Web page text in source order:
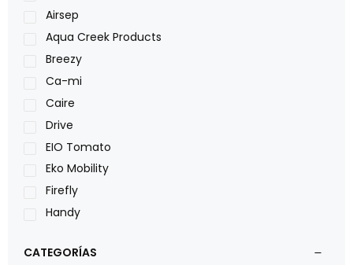
Airsep
Aqua Creek Products
Breezy
Ca-mi
Caire
Drive
EIO Tomato
Eko Mobility
Firefly
Handy
Leggero
CATEGORÍAS